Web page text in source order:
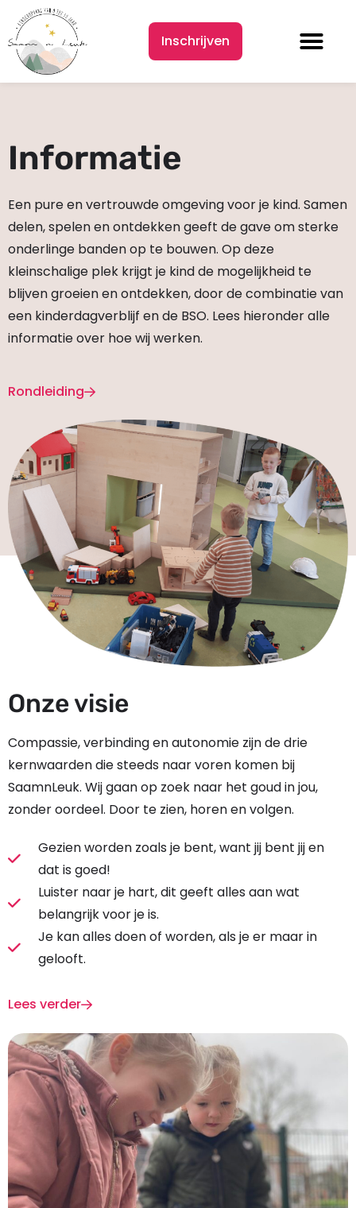
Inschrijven
Informatie
Een pure en vertrouwde omgeving voor je kind. Samen
delen, spelen en ontdekken geeft de gave om sterke
onderlinge banden op te bouwen. Op deze
kleinschalige plek krijgt je kind de mogelijkheid te
blijven groeien en ontdekken, door de combinatie van
een kinderdagverblijf en de BSO. Lees hieronder alle
informatie over hoe wij werken.
Rondleiding
Onze visie
Compassie, verbinding en autonomie zijn de drie
kernwaarden die steeds naar voren komen bij
SaamnLeuk. Wij gaan op zoek naar het goud in jou,
zonder oordeel. Door te zien, horen en volgen.
Gezien worden zoals je bent, want jij bent jij en
dat is goed!
Luister naar je hart, dit geeft alles aan wat
belangrijk voor je is.
Je kan alles doen of worden, als je er maar in
gelooft.
Lees verder